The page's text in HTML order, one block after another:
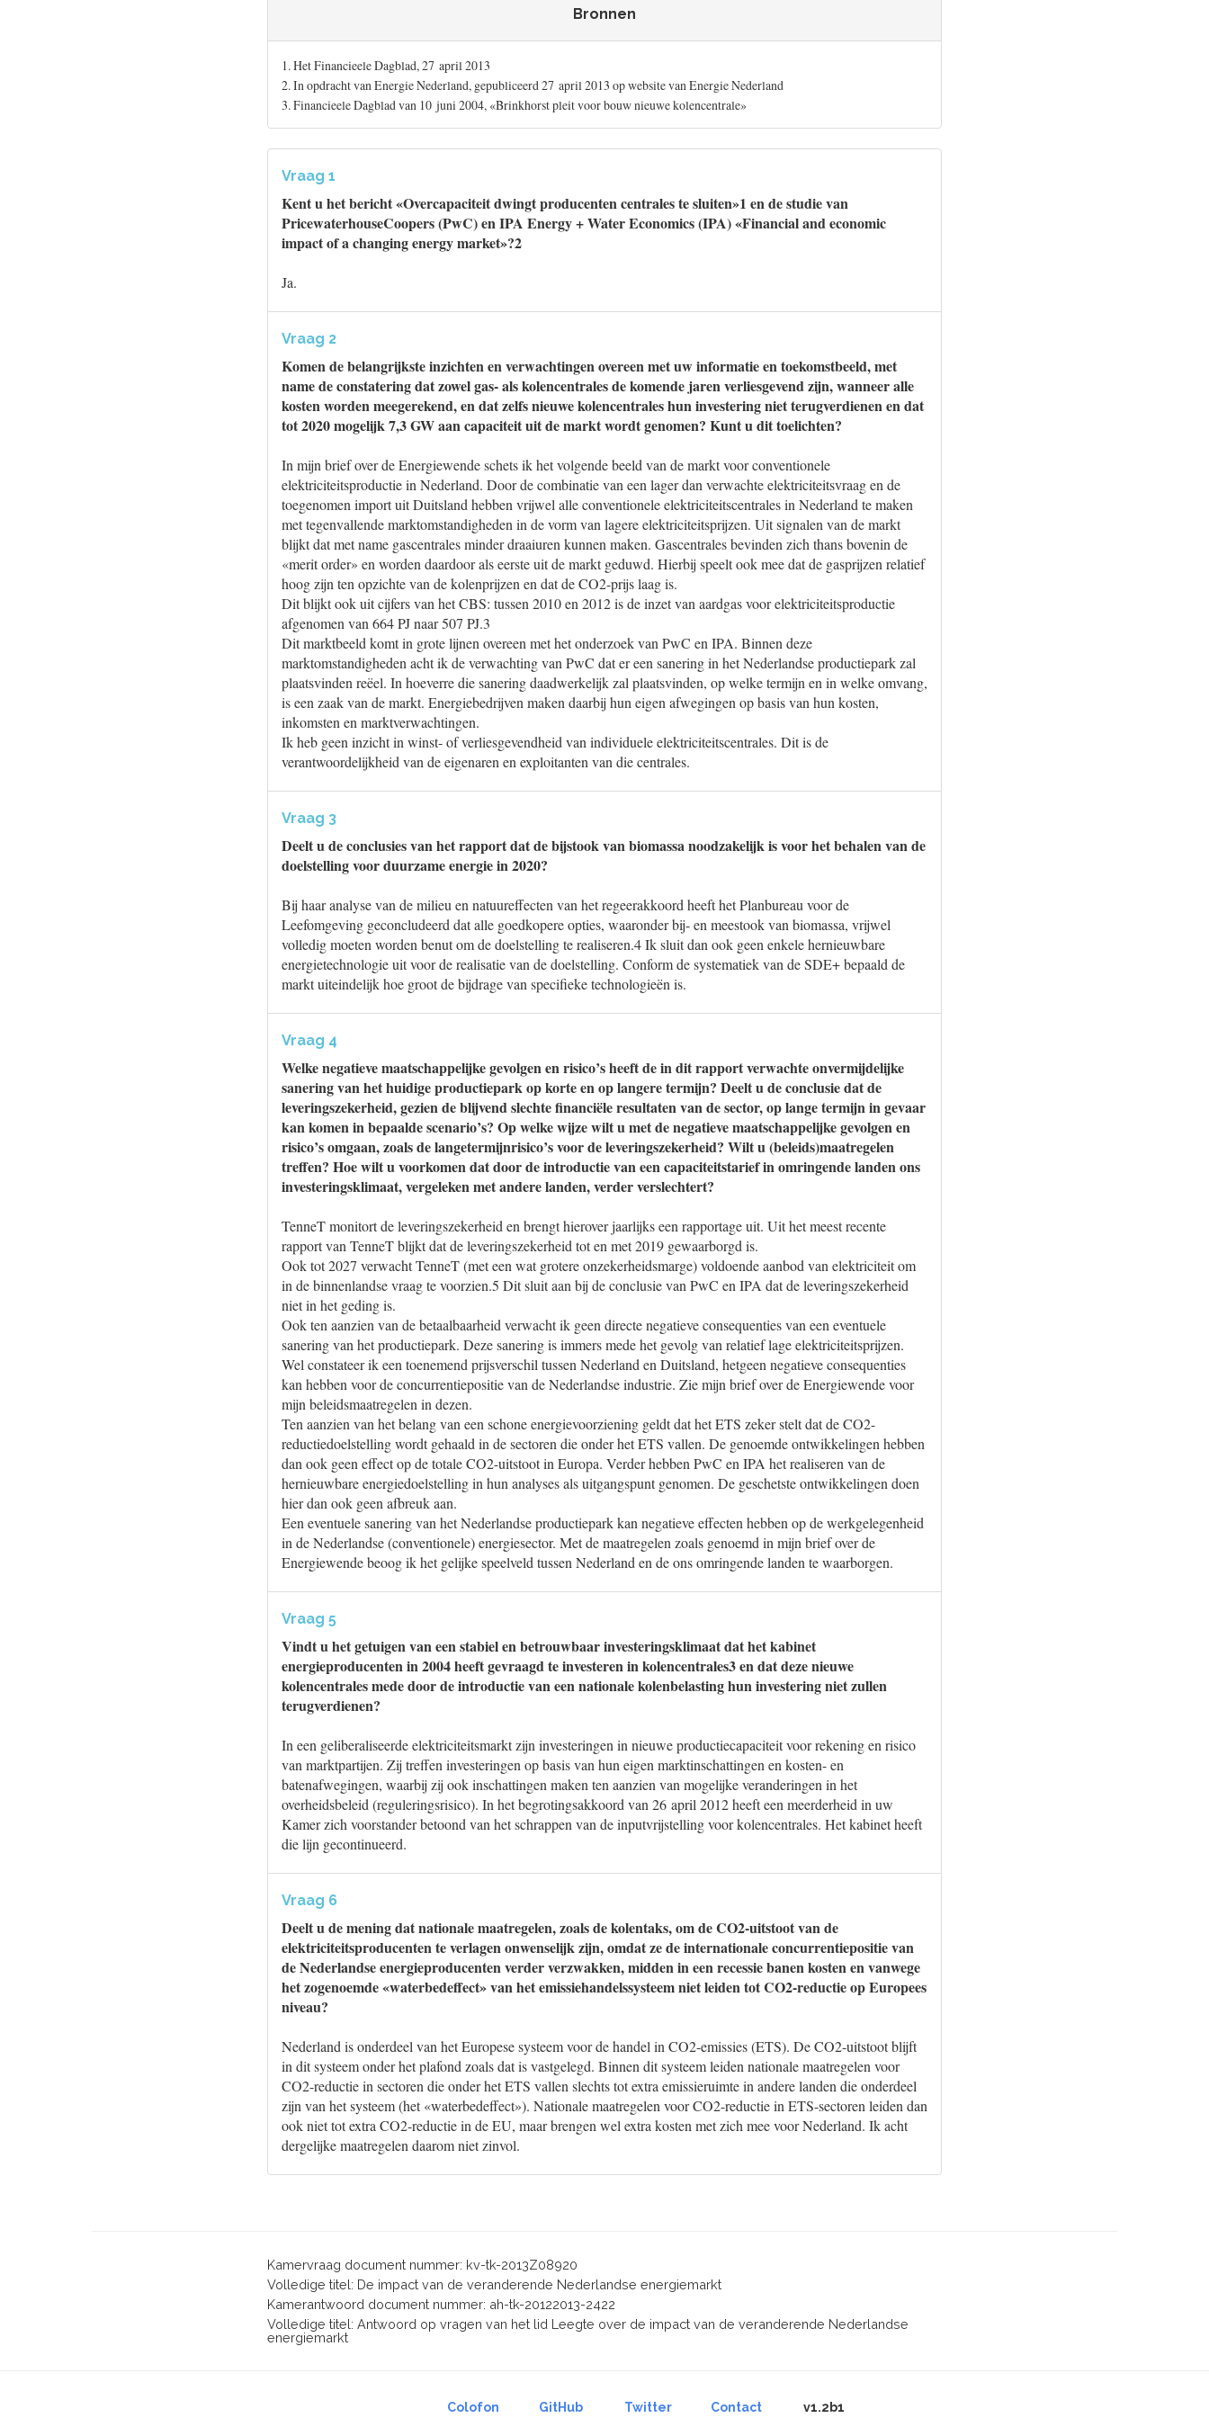
Bronnen
1. Het Financieele Dagblad, 27 april 2013
2. In opdracht van Energie Nederland, gepubliceerd 27 april 2013 op website van Energie Nederland
3. Financieele Dagblad van 10 juni 2004, «Brinkhorst pleit voor bouw nieuwe kolencentrale»
Vraag 1
Kent u het bericht «Overcapaciteit dwingt producenten centrales te sluiten»1 en de studie van
PricewaterhouseCoopers (PwC) en IPA Energy + Water Economics (IPA) «Financial and economic
impact of a changing energy market»?2
Ja.
Vraag 2
Komen de belangrijkste inzichten en verwachtingen overeen met uw informatie en toekomstbeeld, met
name de constatering dat zowel gas- als kolencentrales de komende jaren verliesgevend zijn, wanneer alle
kosten worden meegerekend, en dat zelfs nieuwe kolencentrales hun investering niet terugverdienen en dat
tot 2020 mogelijk 7,3 GW aan capaciteit uit de markt wordt genomen? Kunt u dit toelichten?
In mijn brief over de Energiewende schets ik het volgende beeld van de markt voor conventionele
elektriciteitsproductie in Nederland. Door de combinatie van een lager dan verwachte elektriciteitsvraag en de
toegenomen import uit Duitsland hebben vrijwel alle conventionele elektriciteitscentrales in Nederland te maken
met tegenvallende marktomstandigheden in de vorm van lagere elektriciteitsprijzen. Uit signalen van de markt
blijkt dat met name gascentrales minder draaiuren kunnen maken. Gascentrales bevinden zich thans bovenin de
«merit order» en worden daardoor als eerste uit de markt geduwd. Hierbij speelt ook mee dat de gasprijzen relatief
hoog zijn ten opzichte van de kolenprijzen en dat de CO2-prijs laag is.
Dit blijkt ook uit cijfers van het CBS: tussen 2010 en 2012 is de inzet van aardgas voor elektriciteitsproductie
afgenomen van 664 PJ naar 507 PJ.3
Dit marktbeeld komt in grote lijnen overeen met het onderzoek van PwC en IPA. Binnen deze
marktomstandigheden acht ik de verwachting van PwC dat er een sanering in het Nederlandse productiepark zal
plaatsvinden reëel. In hoeverre die sanering daadwerkelijk zal plaatsvinden, op welke termijn en in welke omvang,
is een zaak van de markt. Energiebedrijven maken daarbij hun eigen afwegingen op basis van hun kosten,
inkomsten en marktverwachtingen.
Ik heb geen inzicht in winst- of verliesgevendheid van individuele elektriciteitscentrales. Dit is de
verantwoordelijkheid van de eigenaren en exploitanten van die centrales.
Vraag 3
Deelt u de conclusies van het rapport dat de bijstook van biomassa noodzakelijk is voor het behalen van de
doelstelling voor duurzame energie in 2020?
Bij haar analyse van de milieu en natuureffecten van het regeerakkoord heeft het Planbureau voor de
Leefomgeving geconcludeerd dat alle goedkopere opties, waaronder bij- en meestook van biomassa, vrijwel
volledig moeten worden benut om de doelstelling te realiseren.4 Ik sluit dan ook geen enkele hernieuwbare
energietechnologie uit voor de realisatie van de doelstelling. Conform de systematiek van de SDE+ bepaald de
markt uiteindelijk hoe groot de bijdrage van specifieke technologieën is.
Vraag 4
Welke negatieve maatschappelijke gevolgen en risico’s heeft de in dit rapport verwachte onvermijdelijke
sanering van het huidige productiepark op korte en op langere termijn? Deelt u de conclusie dat de
leveringszekerheid, gezien de blijvend slechte financiële resultaten van de sector, op lange termijn in gevaar
kan komen in bepaalde scenario’s? Op welke wijze wilt u met de negatieve maatschappelijke gevolgen en
risico’s omgaan, zoals de langetermijnrisico’s voor de leveringszekerheid? Wilt u (beleids)maatregelen
treffen? Hoe wilt u voorkomen dat door de introductie van een capaciteitstarief in omringende landen ons
investeringsklimaat, vergeleken met andere landen, verder verslechtert?
TenneT monitort de leveringszekerheid en brengt hierover jaarlijks een rapportage uit. Uit het meest recente
rapport van TenneT blijkt dat de leveringszekerheid tot en met 2019 gewaarborgd is.
Ook tot 2027 verwacht TenneT (met een wat grotere onzekerheidsmarge) voldoende aanbod van elektriciteit om
in de binnenlandse vraag te voorzien.5 Dit sluit aan bij de conclusie van PwC en IPA dat de leveringszekerheid
niet in het geding is.
Ook ten aanzien van de betaalbaarheid verwacht ik geen directe negatieve consequenties van een eventuele
sanering van het productiepark. Deze sanering is immers mede het gevolg van relatief lage elektriciteitsprijzen.
Wel constateer ik een toenemend prijsverschil tussen Nederland en Duitsland, hetgeen negatieve consequenties
kan hebben voor de concurrentiepositie van de Nederlandse industrie. Zie mijn brief over de Energiewende voor
mijn beleidsmaatregelen in dezen.
Ten aanzien van het belang van een schone energievoorziening geldt dat het ETS zeker stelt dat de CO2-
reductiedoelstelling wordt gehaald in de sectoren die onder het ETS vallen. De genoemde ontwikkelingen hebben
dan ook geen effect op de totale CO2-uitstoot in Europa. Verder hebben PwC en IPA het realiseren van de
hernieuwbare energiedoelstelling in hun analyses als uitgangspunt genomen. De geschetste ontwikkelingen doen
hier dan ook geen afbreuk aan.
Een eventuele sanering van het Nederlandse productiepark kan negatieve effecten hebben op de werkgelegenheid
in de Nederlandse (conventionele) energiesector. Met de maatregelen zoals genoemd in mijn brief over de
Energiewende beoog ik het gelijke speelveld tussen Nederland en de ons omringende landen te waarborgen.
Vraag 5
Vindt u het getuigen van een stabiel en betrouwbaar investeringsklimaat dat het kabinet
energieproducenten in 2004 heeft gevraagd te investeren in kolencentrales3 en dat deze nieuwe
kolencentrales mede door de introductie van een nationale kolenbelasting hun investering niet zullen
terugverdienen?
In een geliberaliseerde elektriciteitsmarkt zijn investeringen in nieuwe productiecapaciteit voor rekening en risico
van marktpartijen. Zij treffen investeringen op basis van hun eigen marktinschattingen en kosten- en
batenafwegingen, waarbij zij ook inschattingen maken ten aanzien van mogelijke veranderingen in het
overheidsbeleid (reguleringsrisico). In het begrotingsakkoord van 26 april 2012 heeft een meerderheid in uw
Kamer zich voorstander betoond van het schrappen van de inputvrijstelling voor kolencentrales. Het kabinet heeft
die lijn gecontinueerd.
Vraag 6
Deelt u de mening dat nationale maatregelen, zoals de kolentaks, om de CO2-uitstoot van de
elektriciteitsproducenten te verlagen onwenselijk zijn, omdat ze de internationale concurrentiepositie van
de Nederlandse energieproducenten verder verzwakken, midden in een recessie banen kosten en vanwege
het zogenoemde «waterbedeffect» van het emissiehandelssysteem niet leiden tot CO2-reductie op Europees
niveau?
Nederland is onderdeel van het Europese systeem voor de handel in CO2-emissies (ETS). De CO2-uitstoot blijft
in dit systeem onder het plafond zoals dat is vastgelegd. Binnen dit systeem leiden nationale maatregelen voor
CO2-reductie in sectoren die onder het ETS vallen slechts tot extra emissieruimte in andere landen die onderdeel
zijn van het systeem (het «waterbedeffect»). Nationale maatregelen voor CO2-reductie in ETS-sectoren leiden dan
ook niet tot extra CO2-reductie in de EU, maar brengen wel extra kosten met zich mee voor Nederland. Ik acht
dergelijke maatregelen daarom niet zinvol.
Kamervraag document nummer: kv-tk-2013Z08920
Volledige titel: De impact van de veranderende Nederlandse energiemarkt
Kamerantwoord document nummer: ah-tk-20122013-2422
Volledige titel: Antwoord op vragen van het lid Leegte over de impact van de veranderende Nederlandse
energiemarkt
Colofon GitHub Twitter Contact v1.2b1